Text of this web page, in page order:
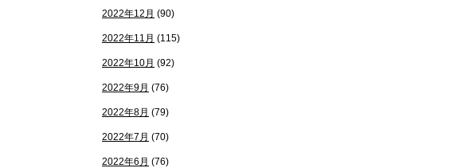
2022年12月 (90)
2022年11月 (115)
2022年10月 (92)
2022年9月 (76)
2022年8月 (79)
2022年7月 (70)
2022年6月 (76)